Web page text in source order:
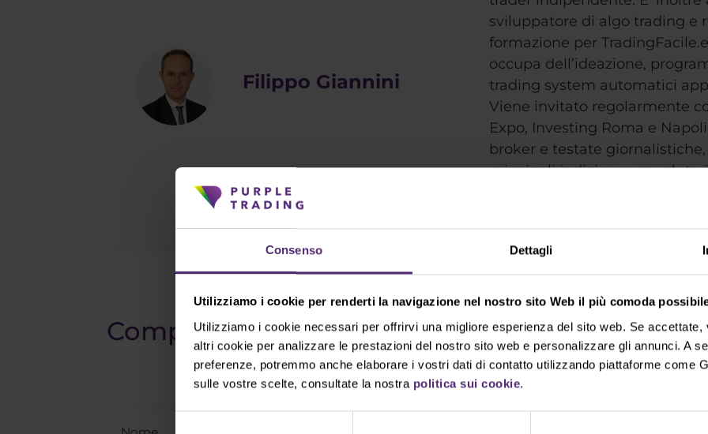
Consenso Dettagli
Utilizziamo i cookie per renderti la navigazione nel nostro sito Web il più comoda
Utilizziamo i cookie necessari per offrirvi una migliore esperienza del sito web. Se
altri cookie per analizzare le prestazioni del nostro sito web e personalizzare gli annunci. A
preferenze, potremmo anche elaborare i vostri dati di contatto utilizzando piattaforme come
sulle vostre scelte, consultate la nostra politica sui cookie.
Filippo Giannini
sviluppatore di algo trading e
formazione per
occupa dell’ideazione,
trading system automatici
Viene invitato regolarmente
Expo, Investing Roma e
broker e testate
principali indici e cross
Compila il modulo e ottieni la registrazione